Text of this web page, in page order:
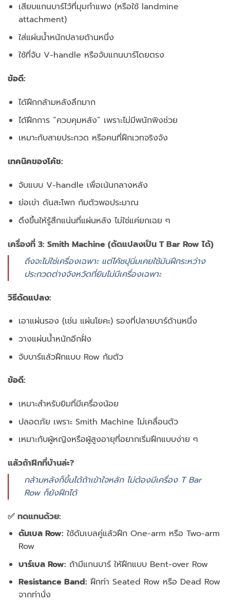
เสียบแกนบาร์ไว้ที่มุมกำแพง (หรือใช้ landmine
attachment)
ใส่แผ่นน้ำหนักปลายด้านหนึ่ง
ใช้ที่จับ V-handle หรือจับแกนบาร์โดยตรง
ข้อดี:
ได้ฝึกกล้ามหลังลึกมาก
ได้ฝึกการ “ควบคุมหลัง” เพราะไม่มีพนักพิงช่วย
เหมาะกับสายประกวด หรือคนที่ฝึกเวทจริงจัง
เทคนิคของโค้ช:
จับแบบ V-handle เพื่อเน้นกลางหลัง
ย่อเข่า ดันสะโพก ก้มตัวพอประมาณ
ดึงขึ้นให้รู้สึกแน่นที่แผ่นหลัง ไม่ใช่แค่ยกเฉย ๆ
เครื่องที่ 3: Smith Machine (ดัดแปลงเป็น T Bar Row ได้)
ถึงจะไม่ใช่เครื่องเฉพาะ แต่โค้ชปุนิ่มเคยใช้มันฝึกระหว่าง
ประกวดต่างจังหวัดที่ยิมไม่มีเครื่องเฉพาะ
วิธีดัดแปลง:
เอาแผ่นรอง (เช่น แผ่นโยคะ) รองที่ปลายบาร์ด้านหนึ่ง
วางแผ่นน้ำหนักอีกฝั่ง
จับบาร์แล้วฝึกแบบ Row ก้มตัว
ข้อดี:
เหมาะสำหรับยิมที่มีเครื่องน้อย
ปลอดภัย เพราะ Smith Machine ไม่เคลื่อนตัว
เหมาะกับผู้หญิงหรือผู้สูงอายุที่อยากเริ่มฝึกแบบง่าย ๆ
แล้วถ้าฝึกที่บ้านล่ะ?
กล้ามหลังก็ขึ้นได้ถ้าเข้าใจหลัก ไม่ต้องมีเครื่อง T Bar
Row ก็ยังฝึกได้
✅ ทดแทนด้วย:
ดัมเบล Row: ใช้ดัมเบลคู่แล้วฝึก One-arm หรือ Two-arm
Row
บาร์เบล Row: ถ้ามีแกนบาร์ ให้ฝึกแบบ Bent-over Row
Resistance Band: ฝึกท่า Seated Row หรือ Dead Row
จากท่านั่ง